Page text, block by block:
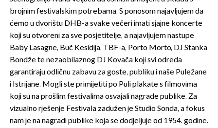
brojnim festivalskim potrebama. S ponosom najavljujem da
ćemo u dvorištu DHB-a svake večeri imati sjajne koncerte
koji su otvoreni za sve posjetitelje, a najavljujem nastupe
Baby Lasagne, Buč Kesidija, TBF-a, Porto Morto, DJ Stanka
Bondže te nezaobilaznog DJ Kovača koji svi odreda
garantiraju odličnu zabavu za goste, publiku i naše Puležane
i Istrijane. Mogli ste primijetiti po Puli plakate s filmovima
koji su na prošlim festivalima osvajali nagrade publike. Za
vizualno rješenje Festivala zadužen je Studio Sonda, a fokus
nam je na nagradi publike koja se dodjeljuje od 1954. godine.